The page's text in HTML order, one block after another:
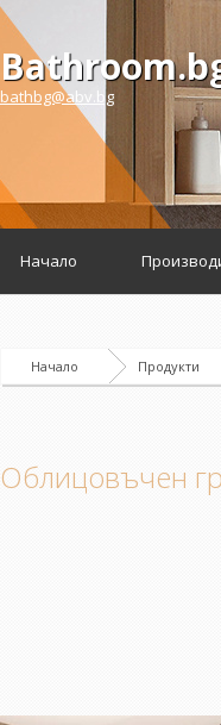
bathbg@abv.bg
Начало
Начало Продукти
Облицовъчен